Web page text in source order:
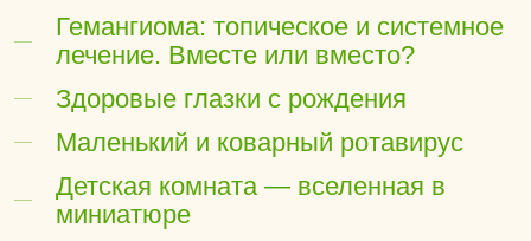
Гемангиома: топическое и системное
лечение. Вместе или вместо?
Здоровые глазки с рождения
Маленький и коварный ротавирус
Детская комната — вселенная в
миниатюре